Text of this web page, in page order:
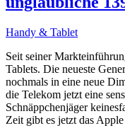
Handy & Tablet
Seit seiner
Tablets. Die neueste
nochmals in eine neue
die Telekom jetzt eine
Schnäppchenjäger
Zeit gibt es jetzt das